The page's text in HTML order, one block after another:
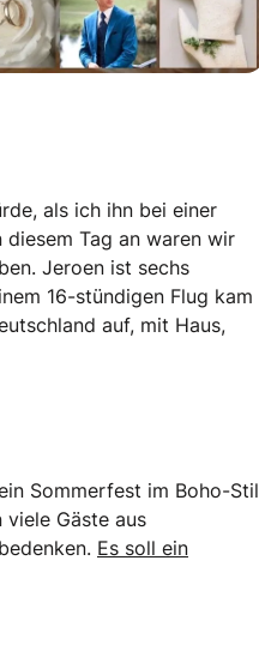
als ich ihn bei einer
Tag an waren wir
Jeroen ist sechs
16-stündigen Flug kam
auf, mit Haus,
Sommerfest im Boho-Stil
Gäste aus
Es soll ein